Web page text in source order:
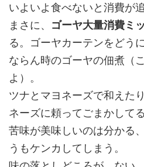
いよいよ食べないと消費が
まさに、 ゴーヤ大量消費ミ
る。ゴーヤカーテンをどう
ならん時のゴーヤの佃煮（
よ）。
ツナとマヨネーズで和えた
ネーズに頼ってごまかしてる
苦味が美味しいのは分かる
うもケンカしてしまう。